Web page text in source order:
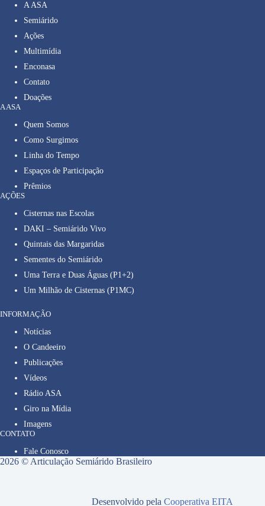
A ASA
Semiárido
Ações
Multimídia
Enconasa
Contato
Doações
A ASA
Quem Somos
Como Surgimos
Linha do Tempo
Espaços de Participação
Prêmios
AÇÕES
Cisternas nas Escolas
DAKI – Semiárido Vivo
Quintais das Margaridas
Sementes do Semiárido
Uma Terra e Duas Águas (P1+2)
Um Milhão de Cisternas (P1MC)
INFORMAÇÃO
Notícias
O Candeeiro
Publicações
Vídeos
Rádio ASA
Giro na Mídia
Imagens
CONTATO
Fale Conosco
2026 © Articulação Semiárido Brasileiro
Desenvolvido pelaCooperativa EITA